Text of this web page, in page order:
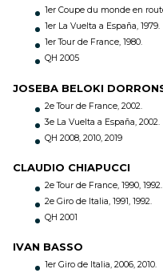
1er Coupe du monde en
1er La Vuelta a España, 1979.
1er Tour de France, 1980.
QH 2005
JOSEBA BELOKI
2e Tour de France, 2002.
3e La Vuelta a España, 2002.
QH 2008, 2010, 2019
CLAUDIO CHIAPUCCI
2e Tour de France, 1990, 1992.
2e Giro de Italia, 1991, 1992.
QH 2001
IVAN BASSO
1er Giro de Italia, 2006, 2010.